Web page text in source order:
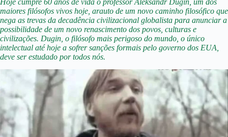
Hoje cumpre 60 anos de vida o professor Aleksandr Dugin, um dos
maiores filósofos vivos hoje, arauto de um novo caminho filosófico que
nega as trevas da decadência civilizacional globalista para anunciar a
possibilidade de um novo renascimento dos povos, culturas e
civilizações. Dugin, o filósofo mais perigoso do mundo, o único
intelectual até hoje a sofrer sanções formais pelo governo dos EUA,
deve ser estudado por todos nós.